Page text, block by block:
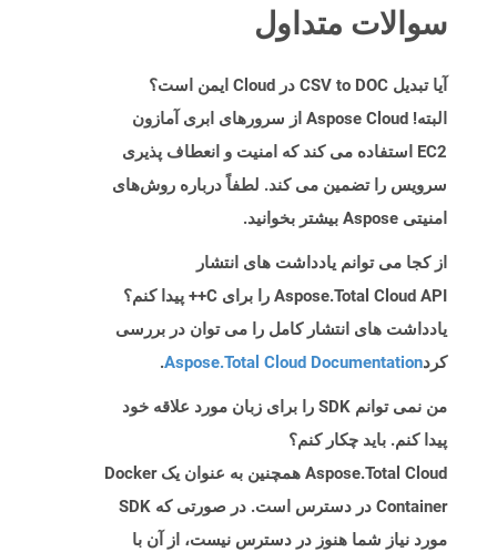
سوالات متداول
آیا تبدیل CSV to DOC در Cloud ایمن است؟
البته! Aspose Cloud از سرورهای ابری آمازون
EC2 استفاده می کند که امنیت و انعطاف پذیری
سرویس را تضمین می کند. لطفاً درباره روش‌های
امنیتی Aspose بیشتر بخوانید.
از کجا می توانم یادداشت های انتشار
Aspose.Total Cloud API را برای C++ پیدا کنم؟
یادداشت های انتشار کامل را می توان در بررسی
کردAspose.Total Cloud Documentation
.
من نمی توانم SDK را برای زبان مورد علاقه خود
پیدا کنم. باید چکار کنم؟
Aspose.Total Cloud همچنین به عنوان یک Docker
Container در دسترس است. در صورتی که SDK
مورد نیاز شما هنوز در دسترس نیست، از آن با